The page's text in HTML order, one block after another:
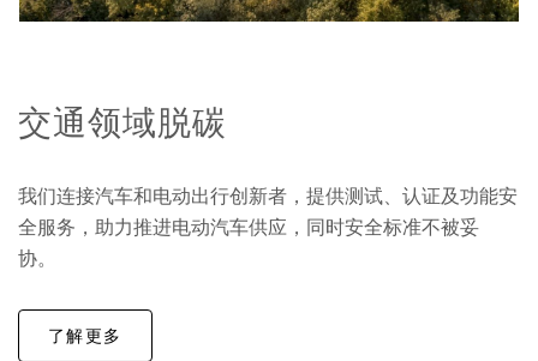
交通领域脱碳
我们连接汽车和电动出行创新者，提供测试、认证及功能安
全服务，助力推进电动汽车供应，同时安全标准不被妥
协。
了解更多